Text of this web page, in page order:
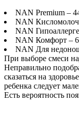
NAN Premium –
NAN
NAN
NAN Комфорт –
NAN Для
При выборе смеси
Неправильно
сказаться на
ребенка следует
Есть вероятность